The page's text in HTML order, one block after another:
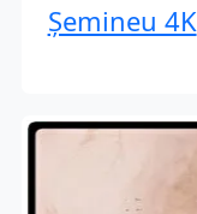
Șemineu 4K